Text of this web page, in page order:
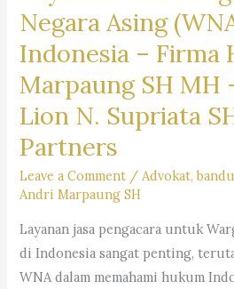
Negara Asing
Indonesia – Firma
Marpaung SH MH
Lion N. Supriata
Partners
Leave a Comment /Advokat,
Andri Marpaung SH
Layanan jasa pengacara untuk
di Indonesia sangat penting,
WNA dalam memahami hukum